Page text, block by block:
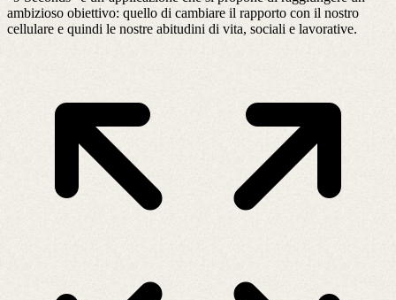
ambizioso obiettivo: quello di cambiare il rapporto con il nostro
cellulare e quindi le nostre abitudini di vita, sociali e lavorative.